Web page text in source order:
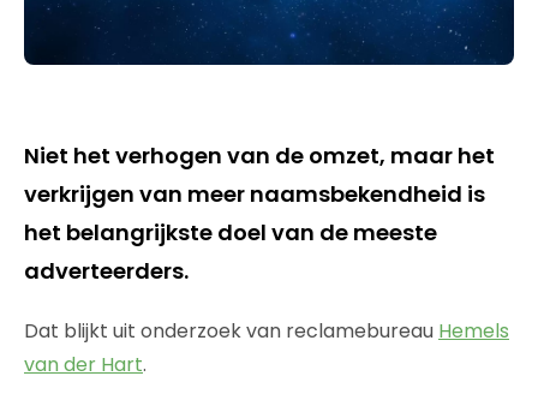
Niet het verhogen van de omzet, maar het
verkrijgen van meer naamsbekendheid is
het belangrijkste doel van de meeste
adverteerders.
Dat blijkt uit onderzoek van reclamebureau Hemels
van der Hart.